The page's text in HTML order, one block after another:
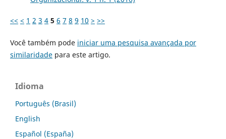
<< < 1 2 3 4 5 6 7 8 9 10 > >>
Você também pode iniciar uma pesquisa avançada por
similaridadepara este artigo.
Idioma
Português (Brasil)
English
Español (España)